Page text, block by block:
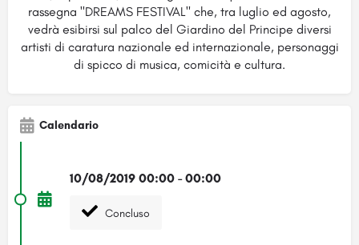
rassegna "DREAMS FESTIVAL" che, tra luglio ed agosto,
vedrà esibirsi sul palco del Giardino del Principe diversi
artisti di caratura nazionale ed internazionale, personaggi
di spicco di musica, comicità e cultura.
Calendario
10/08/2019 00:00 - 00:00
Concluso